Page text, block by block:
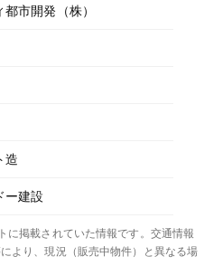
市開発（株）
造
ー建設
に掲載されていた情報です。交通情報
より、現況（販売中物件）と異なる場